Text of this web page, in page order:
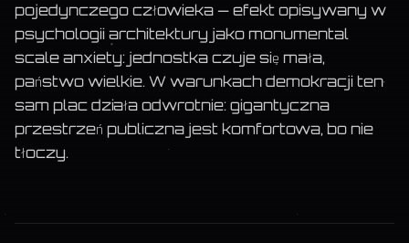
pojedynczego człowieka — efekt opisywany w
psychologii architektury jako monumental
scale anxiety: jednostka czuje się mała,
państwo wielkie. W warunkach demokracji ten
sam plac działa odwrotnie: gigantyczna
przestrzeń publiczna jest komfortowa, bo nie
tłoczy.